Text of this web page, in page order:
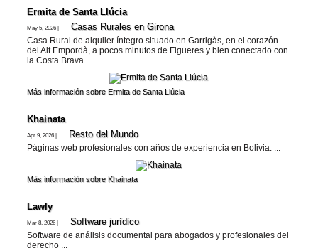
Ermita de Santa Llúcia
May 5, 2026 | Casas Rurales en Girona
Casa Rural de alquiler íntegro situado en Garrigàs, en el corazón
del Alt Empordà, a pocos minutos de Figueres y bien conectado con
la Costa Brava. ...
Más información sobre Ermita de Santa Llúcia
Khainata
Apr 9, 2026 | Resto del Mundo
Páginas web profesionales con años de experiencia en Bolivia. ...
Más información sobre Khainata
Lawly
Mar 8, 2026 | Software jurí­dico
Software de análisis documental para abogados y profesionales del
derecho ...